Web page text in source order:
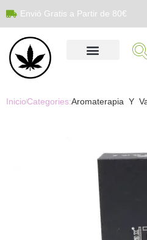
Envió Gratis a Partir de 80€
InicioCategories:Aromaterapia Y